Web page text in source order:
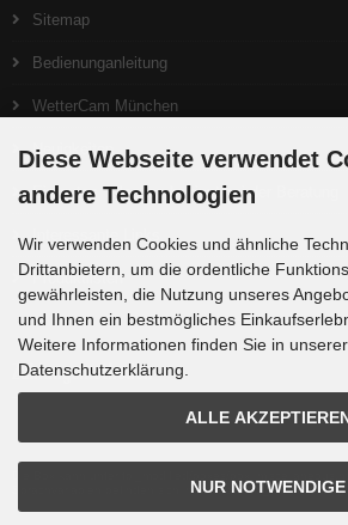
Sitemap
Bedienunganleitung
WetterCam München
Neuigkeiten
Ein gutes Teleskop beginnt bei der Beratung
Interessante Links
Produktlisten
Zahlungsmethoden
Sprachvariablen befinden sich in der Datei tpl_modified/
Diese Webseite verwendet
andere Technologien
Wir verwenden Cookies und ähnliche
Drittanbietern, um die ordentliche
gewährleisten, die Nutzung unseres
und Ihnen ein bestmögliches
Weitere Informationen finden Sie in unserer
Datenschutzerklärung.
ALLE
NUR NOTWENDIGE